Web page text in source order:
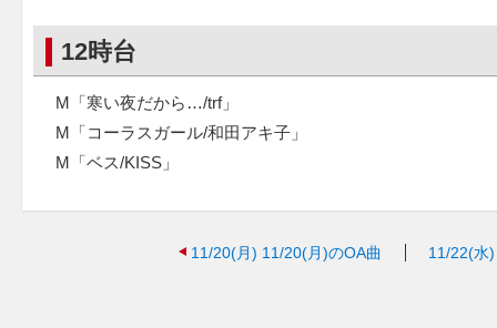
12時台
M「寒い夜だから…/trf」
M「コーラスガール/和田アキ子」
M「ベス/KISS」
11/20(月) 11/20(月)のOA曲 11/22(水)